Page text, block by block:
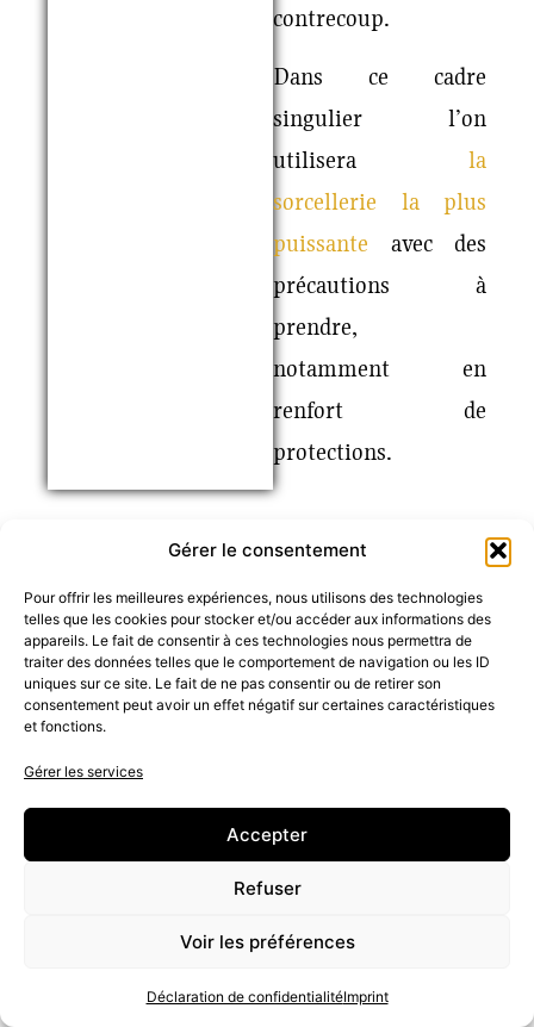
Gérer le consentement
Pour offrir les meilleures expériences, nous utilisons des technologies
telles que les cookies pour stocker et/ou accéder aux informations des
appareils. Le fait de consentir à ces technologies nous permettra de
traiter des données telles que le comportement de navigation ou les ID
uniques sur ce site. Le fait de ne pas consentir ou de retirer son
consentement peut avoir un effet négatif sur certaines caractéristiques
et fonctions.
Gérer les services
Accepter
Refuser
Voir les préférences
Déclaration de confidentialitéImprint
contrecoup.
Dans ce cadre
singulier l’on
utilisera la
sorcellerie la plus
puissante avec des
précautions à
prendre,
notamment en
renfort de
protections.
DES TRAVAUX OCCULTES EN MAGIE
NOIRE
explosive
La dynamite est
extrêmement
dangereuse, pourtant
l’on doit les plus